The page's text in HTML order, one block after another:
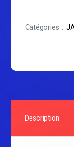
Catégories :
Description